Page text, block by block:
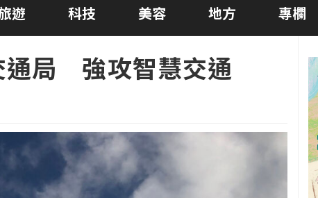
遊 科技 美容 地方 專欄
通局 強攻智慧交通